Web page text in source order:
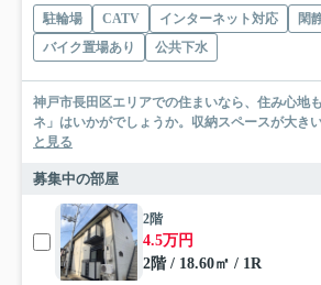
駐輪場 CATV インターネット対応
閑
バイク置場あり
公共下水
神戸市長田区エリアでの住まいなら、住み心地
ネ」はいかがでしょうか。収納スペースが大き
と見る
募集中の部屋
2階
4.5万円
2階 / 18.60㎡ / 1R